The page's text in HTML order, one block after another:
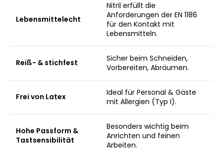
Lebensmittelecht
Nitril erfüllt die
Anforderungen der EN 1186
für den Kontakt mit
Lebensmitteln.
Reiß- & stichfest
Sicher beim Schneiden,
Vorbereiten, Abräumen.
Frei von Latex
Ideal für Personal & Gäste
mit Allergien (Typ I).
Hohe Passform &
Tastsensibilität
Besonders wichtig beim
Anrichten und feinen
Arbeiten.